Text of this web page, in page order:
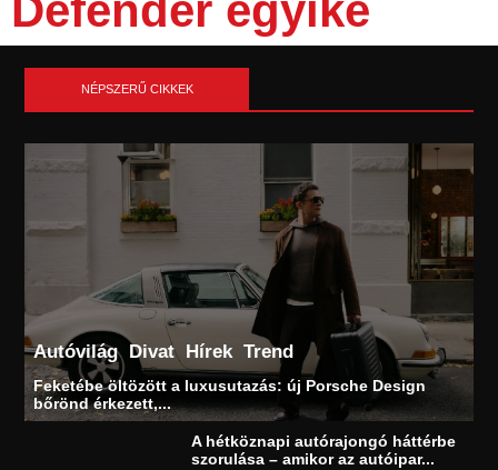
Defender egyike
NÉPSZERŰ CIKKEK
Autóvilág Divat Hírek Trend
Feketébe öltözött a luxusutazás: új Porsche Design
bőrönd érkezett,...
A hétköznapi autórajongó háttérbe
szorulása – amikor az autóipar...